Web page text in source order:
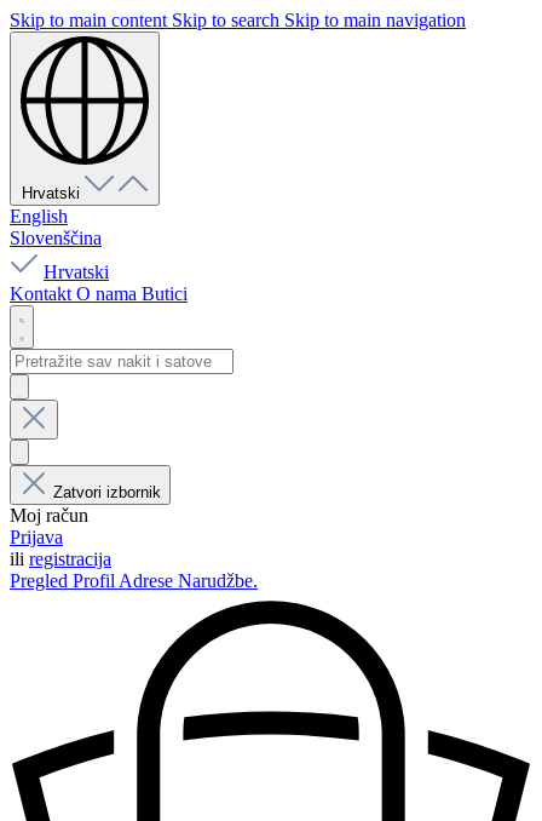
Skip to main content Skip to search Skip to main navigation
Hrvatski
English
Slovenščina
Hrvatski
Kontakt O nama Butici
Zatvori izbornik
Moj račun
Prijava
ili registracija
Pregled Profil Adrese Narudžbe.